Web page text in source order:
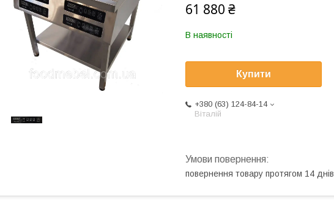
61 880 ₴
В наявності
Купити
+380 (63) 124-84-14
Віталій
повернення товару протягом 14 днів